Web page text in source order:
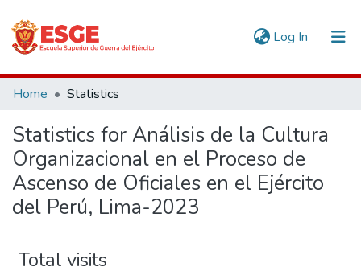
Log In (current)
Communities & Collections
All of DSpace
Home Statistics
Statistics for Análisis de la Cultura
Organizacional en el Proceso de
Ascenso de Oficiales en el Ejército
del Perú, Lima-2023
Total visits